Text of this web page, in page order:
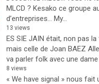
MLCD ? Kesako ce groupe
d’entreprises… My...
13 views
ES SIE JAIN était, non pas la
mais celle de Joan BAEZ
va parler folk avec une dame
8 views
« We have signal » nous fait